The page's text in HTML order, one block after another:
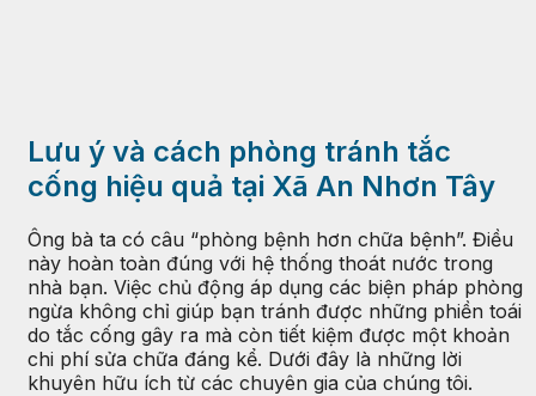
Lưu ý và cách phòng tránh tắc
cống hiệu quả tại Xã An Nhơn Tây
Ông bà ta có câu “phòng bệnh hơn chữa bệnh”. Điều
này hoàn toàn đúng với hệ thống thoát nước trong
nhà bạn. Việc chủ động áp dụng các biện pháp phòng
ngừa không chỉ giúp bạn tránh được những phiền toái
do tắc cống gây ra mà còn tiết kiệm được một khoản
chi phí sửa chữa đáng kể. Dưới đây là những lời
khuyên hữu ích từ các chuyên gia của chúng tôi.